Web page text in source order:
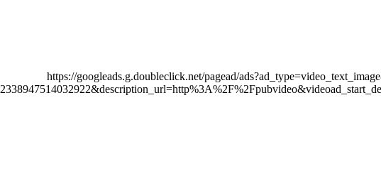
https://googleads.g.doubleclick.net/pagead/